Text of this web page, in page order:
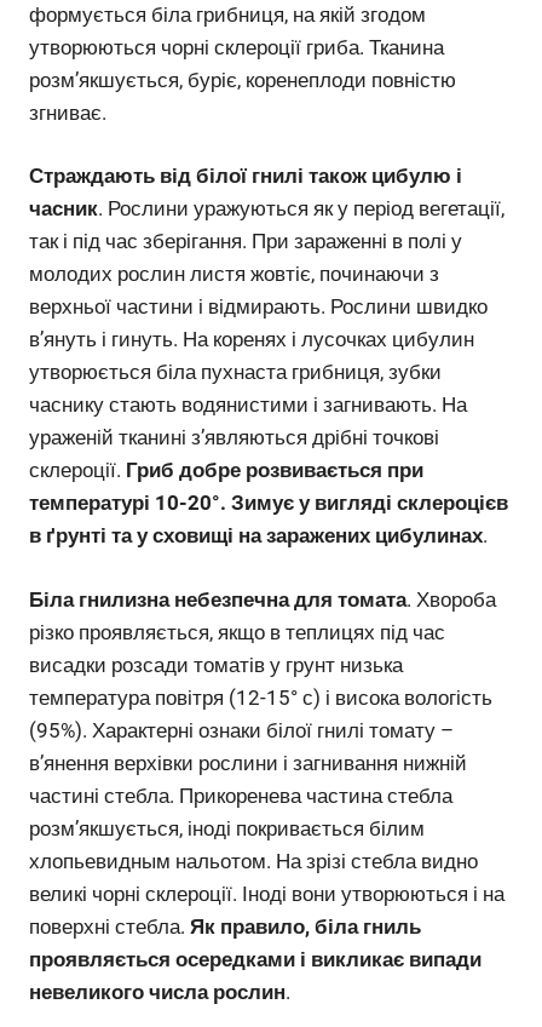
формується біла грибниця, на якій згодом
утворюються чорні склероції гриба. Тканина
розм’якшується, буріє, коренеплоди повністю
згниває.
Страждають від білої гнилі також цибулю і
часник. Рослини уражуються як у період вегетації,
так і під час зберігання. При зараженні в полі у
молодих рослин листя жовтіє, починаючи з
верхньої частини і відмирають. Рослини швидко
в’януть і гинуть. На коренях і лусочках цибулин
утворюється біла пухнаста грибниця, зубки
часнику стають водянистими і загнивають. На
ураженій тканині з’являються дрібні точкові
склероції. Гриб добре розвивається при
температурі 10-20°. Зимує у вигляді склероцієв
в ґрунті та у сховищі на заражених цибулинах.
Біла гнилизна небезпечна для томата. Хвороба
різко проявляється, якщо в теплицях під час
висадки розсади томатів у грунт низька
температура повітря (12-15° с) і висока вологість
(95%). Характерні ознаки білої гнилі томату –
в’янення верхівки рослини і загнивання нижній
частині стебла. Прикоренева частина стебла
розм’якшується, іноді покривається білим
хлопьевидным нальотом. На зрізі стебла видно
великі чорні склероції. Іноді вони утворюються і на
поверхні стебла. Як правило, біла гниль
проявляється осередками і викликає випади
невеликого числа рослин.